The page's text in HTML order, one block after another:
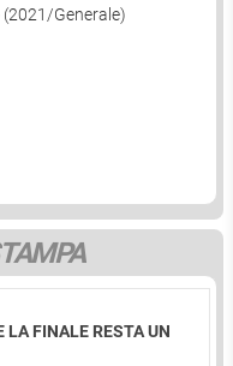
Generale)
LA FINALE RESTA UN